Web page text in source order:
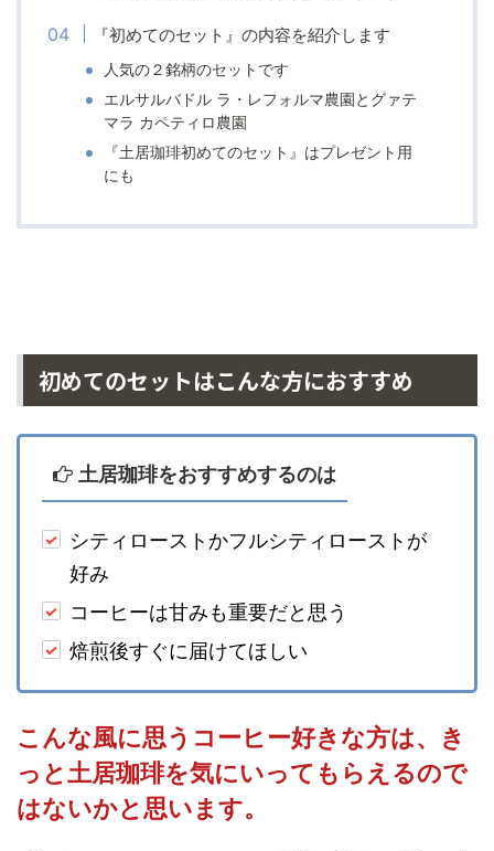
『初めてのセット』の内容を紹介します
人気の２銘柄のセットです
エルサルバドル ラ・レフォルマ農園とグァテ
マラ カペティロ農園
『土居珈琲初めてのセット』はプレゼント用
にも
初めてのセットはこんな方におすすめ
土居珈琲をおすすめするのは
シティローストかフルシティローストが
好み
コーヒーは甘みも重要だと思う
焙煎後すぐに届けてほしい
こんな風に思うコーヒー好きな方は、き
っと土居珈琲を気にいってもらえるので
はないかと思います。